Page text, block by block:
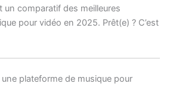
un comparatif des meilleures
pour vidéo en 2025. Prêt(e) ? C’est
plateforme de musique pour